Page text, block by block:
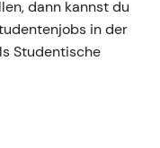
dann kannst du
in der
Studentische